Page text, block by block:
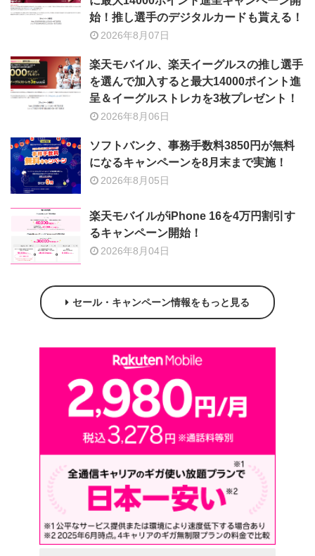
始！推し選手のデジタルカードも貰える！
2026年8月07日
楽天モバイル、楽天イーグルスの推し選手
を選んで加入すると最大14000ポイント進
呈＆イーグルストレカを3枚プレゼント！
2026年8月06日
ソフトバンク、事務手数料3850円が無料
になるキャンペーンを8月末まで実施！
2026年8月05日
楽天モバイルがiPhone 16を4万円割引す
るキャンペーン開始！
2026年8月04日
セール・キャンペーン情報をもっと見る